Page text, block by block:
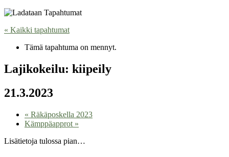
« Kaikki tapahtumat
Tämä tapahtuma on mennyt.
Lajikokeilu: kiipeily
21.3.2023
« Räkäposkella 2023
Kämppäapprot »
Lisätietoja tulossa pian…